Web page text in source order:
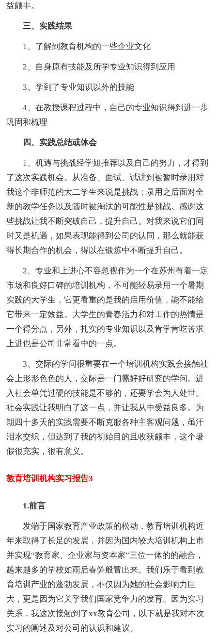
益颇丰。
三、实践结果
1、了解到教育机构的一些企业文化
2、自身原有技能及所学专业知识得到应用
3、学到了专业知识以外的技能
4、在教授课程过程中，自己的专业知识得到进一步
巩固和梳理
四、实践总结或体会
1、机遇与挑战经学姐推荐以及自己的努力，才得到
了这次实践机会。从准备、面试、试讲到被暂时录用对
我这个非师范的大二学生来说是挑战；录用之后面对全
新的教学任务以及随时被淘汰的可能性是挑战。感谢这
些挑战让我不断突破自己，提升自己。对我来说它们同
时又是机遇，如果表现能得到公司的认同，那么就能获
得长期合作的机会，得以在锻炼中不断提升自己。
2、专业和上进心不容忽视作为一个在苏州有着一定
市场和良好口碑的培训机构，不可能轻易录用一个暑期
实践的大学生，它更看重的是我的启用价值，能不能给
它带来一定效益。大学生的青春活力和对工作的热情是
一个得分点，另外，扎实的专业知识以及肯学肯吃苦求
上进也是公司非常看中的一点。
3、交际的学问很重要在一个培训机构实践会接触社
会上形形色色的人，交际是一门需好好研究的学问。进
入社会单凭过硬的技能是不够的，还要学会为人处世。
社会实践让我明白了这一点，并让我从中受益良多。为
期四十多天的实践需要不断克服各种主客观问题，虽汗
泪水交织，但达到了我的初始目的且收获颇丰，这个暑
假很充实，很有意义。
教育培训机构实习报告3
1.前言
发端于国家教育产业政策的松动，教育培训机构近
年来取得了长足的发展，并因为国内较大培训机构上市
并实现“教育家、企业家与资本家”三位一体的的融合，
越来越多的学校如雨后春笋般冒出来。我们乐于看到教
育培训产业的蓬勃发展，不仅因为她的社会影响力巨
大，更是因为它关乎我们国家竞争力的发育。因为实习
关系，我这次接触到了xx教育公司，以下就是我对本次
实习的阐述及对公司的认识和建议。